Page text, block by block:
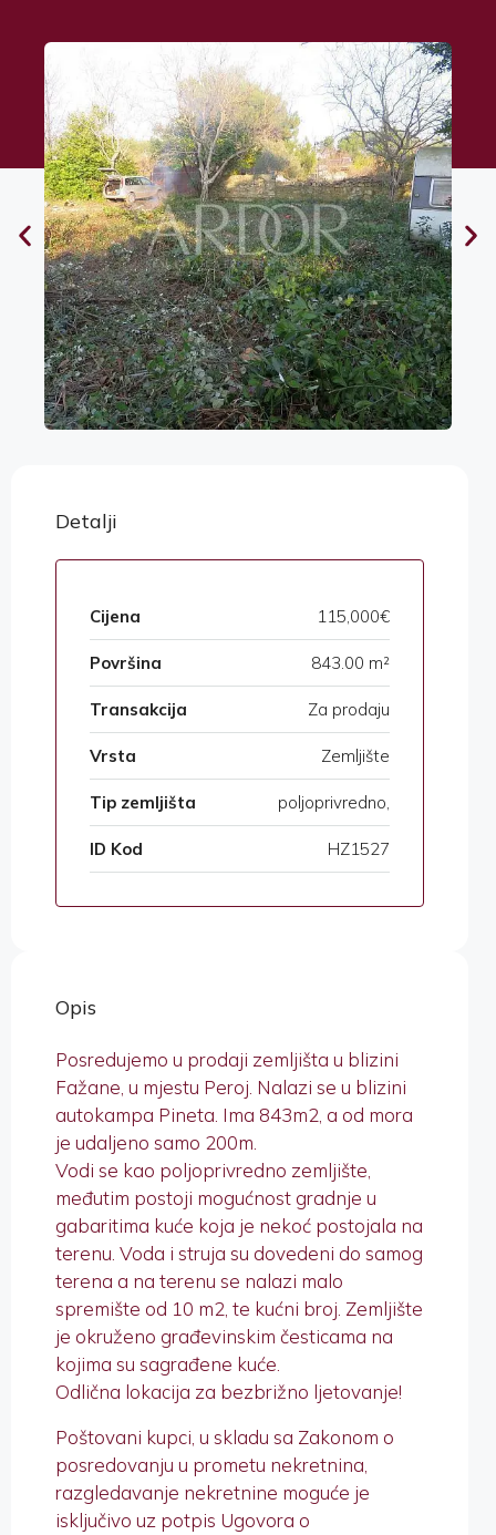
Detalji
Cijena 115,000€
Površina 843.00 m²
Transakcija Za prodaju
Vrsta Zemljište
Tip zemljišta poljoprivredno,
ID Kod HZ1527
Opis
Posredujemo u prodaji zemljišta u blizini
Fažane, u mjestu Peroj. Nalazi se u blizini
autokampa Pineta. Ima 843m2, a od mora
je udaljeno samo 200m.
Vodi se kao poljoprivredno zemljište,
međutim postoji mogućnost gradnje u
gabaritima kuće koja je nekoć postojala na
terenu. Voda i struja su dovedeni do samog
terena a na terenu se nalazi malo
spremište od 10 m2, te kućni broj. Zemljište
je okruženo građevinskim česticama na
kojima su sagrađene kuće.
Odlična lokacija za bezbrižno ljetovanje!
Poštovani kupci, u skladu sa Zakonom o
posredovanju u prometu nekretnina,
razgledavanje nekretnine moguće je
isključivo uz potpis Ugovora o